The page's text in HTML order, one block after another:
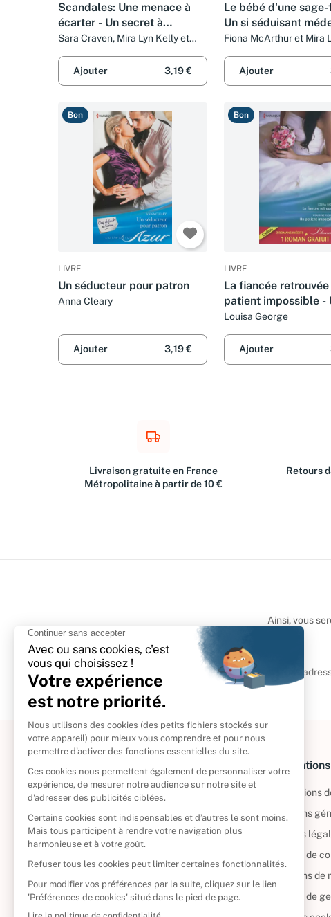
Scandales: Une menace à
écarter - Un secret à
défendre - Un honneur à
sauver
Sara Craven, Mira Lyn Kelly et
Ajouter
3,19 €
Le bébé d'une
Un si séduisant
Fiona McArthur et Mira
Ajouter
Bon
LIVRE
Un séducteur pour patron
Anna Cleary
Ajouter 3,19 €
Bon
LIVRE
La fiancée retrouvée
patient impossible -
chirurgien
(promotion)
Louisa George
Ajouter
Livraison gratuite en France
Métropolitaine à partir de 10 €
Retours
Ainsi, vous
À propos
Politique de retour
Reprendre vos livres
Qui sommes-nous ?
CD d'occasion
Informations
Conditions
Mentions
Politique de
Conditions
Politique de